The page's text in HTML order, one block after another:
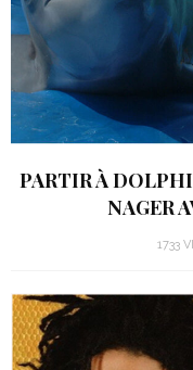
PARTIR À
NAGER
1733